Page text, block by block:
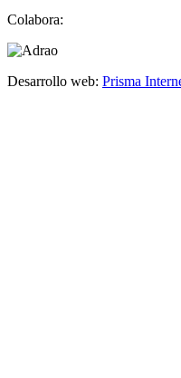
Colabora:
Desarrollo web: Prisma